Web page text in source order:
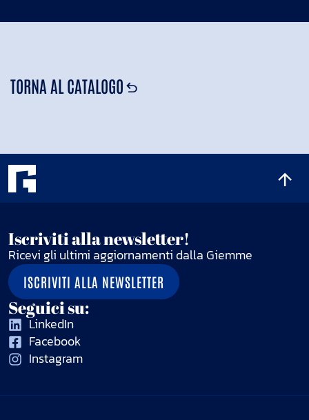
TORNA AL CATALOGO
Iscriviti alla newsletter!
Ricevi gli ultimi aggiornamenti dalla Giemme
ISCRIVITI ALLA NEWSLETTER
Seguici su:
LinkedIn
Facebook
Instagram